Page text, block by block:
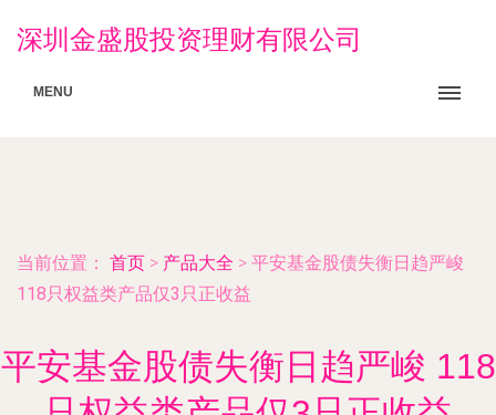
深圳金盛股投资理财有限公司
MENU
当前位置： 首页 > 产品大全 > 平安基金股债失衡日趋严峻
118只权益类产品仅3只正收益
平安基金股债失衡日趋严峻 118